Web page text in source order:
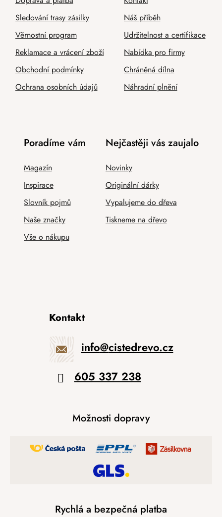
Sledování trasy zásilky
Věrnostní program
Reklamace a vrácení zboží
Obchodní podmínky
Ochrana osobních údajů
Náš příběh
Udržitelnost a certifikace
Nabídka pro firmy
Chráněná dílna
Náhradní plnění
Poradíme vám
Magazín
Inspirace
Slovník pojmů
Naše značky
Vše o nákupu
Nejčastěji vás zaujalo
Novinky
Originální dárky
Vypalujeme do dřeva
Tiskneme na dřevo
Kontakt
info@cistedrevo.cz
605 337 238
Možnosti dopravy
Rychlá a bezpečná platba